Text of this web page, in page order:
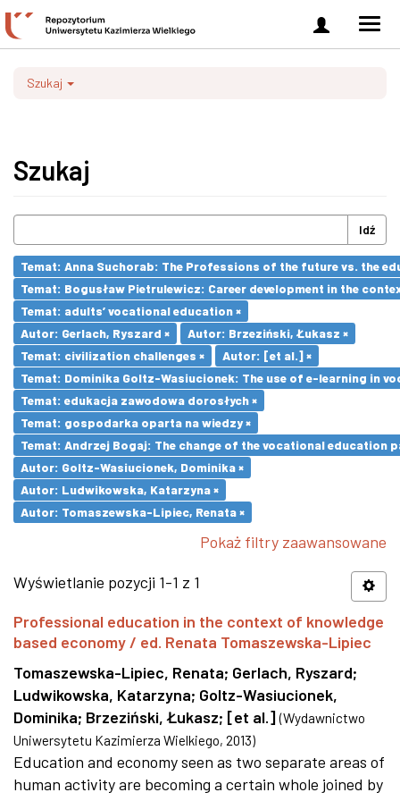
Zaloguj
się
Szukaj
Szukaj
Idź
Temat: Anna Suchorab: The Professions of the future vs. the
Temat: Bogusław Pietrulewicz: Career development in the
Temat: adults’ vocational education ×
Autor: Gerlach, Ryszard ×
Autor: Brzeziński, Łukasz ×
Temat: civilization challenges ×
Autor: [et al.] ×
Temat: Dominika Goltz-Wasiucionek: The use of e-learning in
Temat: edukacja zawodowa dorosłych ×
Temat: gospodarka oparta na wiedzy ×
Temat: Andrzej Bogaj: The change of the vocational education
Autor: Goltz-Wasiucionek, Dominika ×
Autor: Ludwikowska, Katarzyna ×
Autor: Tomaszewska-Lipiec, Renata ×
Pokaż filtry zaawansowane
Wyświetlanie pozycji 1-1 z 1
Professional education in the context of knowledge
based economy / ed. Renata Tomaszewska-Lipiec
Tomaszewska-Lipiec, Renata; Gerlach, Ryszard;
Ludwikowska, Katarzyna; Goltz-Wasiucionek,
Dominika; Brzeziński, Łukasz; [et al.] (Wydawnictwo
Uniwersytetu Kazimierza Wielkiego, 2013)
Education and economy seen as two separate areas of
human activity are becoming a certain whole joined by